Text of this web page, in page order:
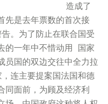
多。 造成了
先是去年票数的首次接
。为了防止在联合国受
的一年中不惜动用 国家
员国的双边交往中全力拉
连主要提案国法国和德
同面前，为顾及经济利